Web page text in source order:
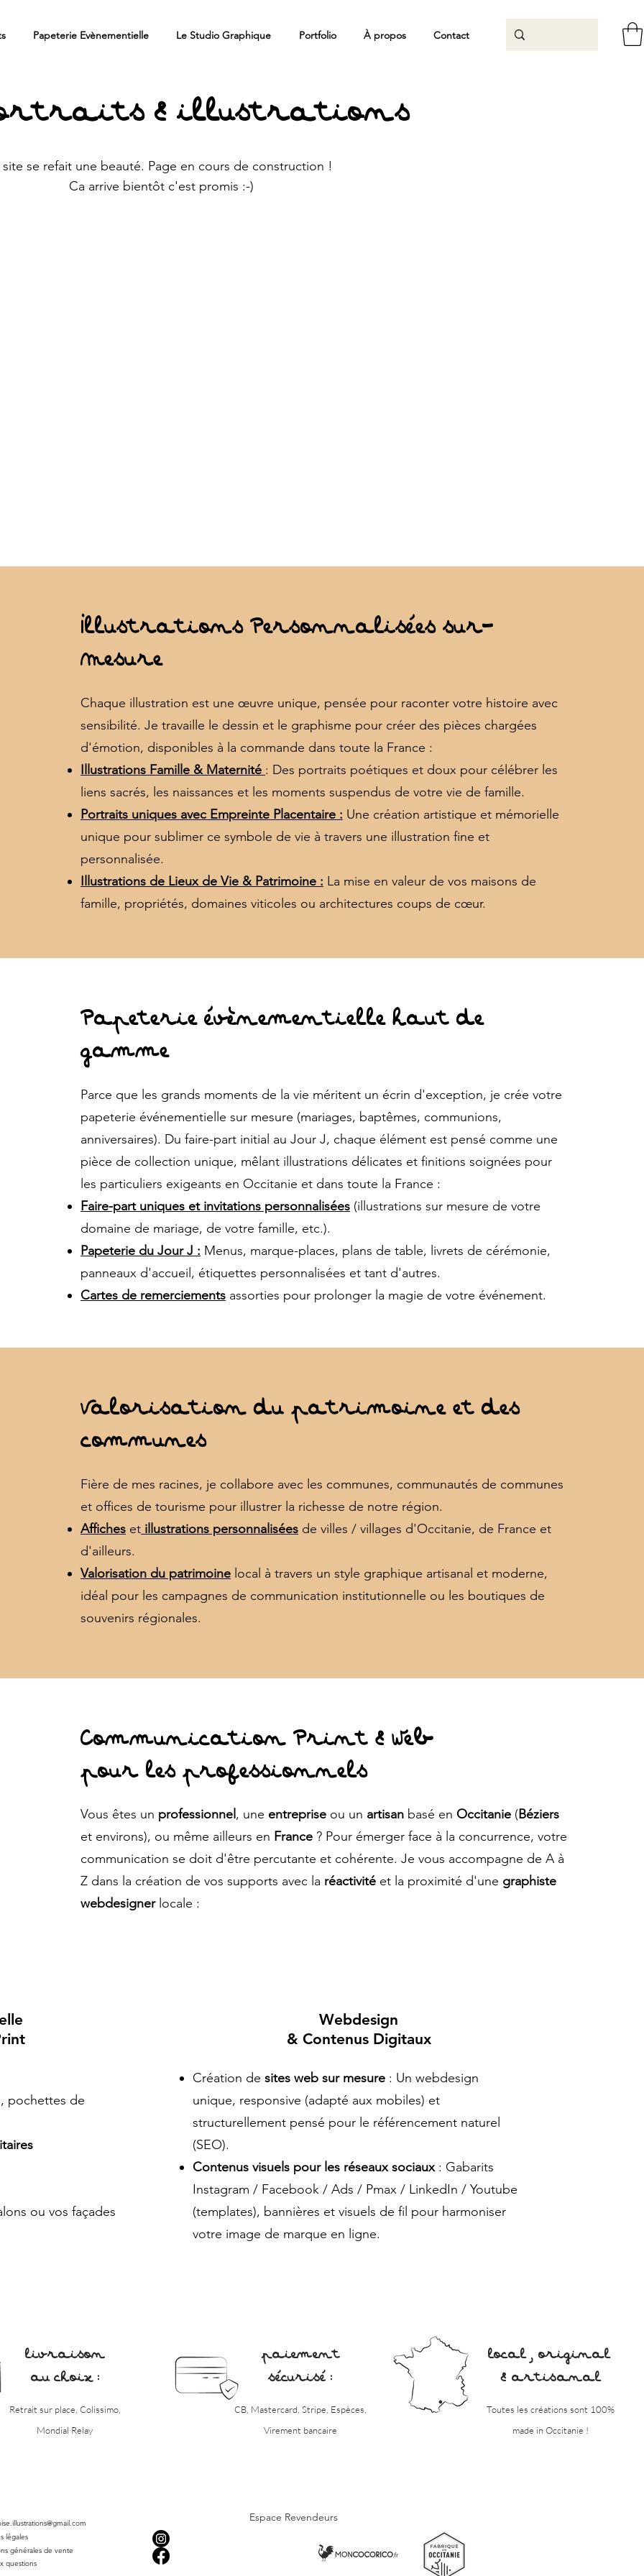
Papeterie Evènementielle Le Studio Graphique Portfolio À propos Contact
& illustrations
site se refait une beauté. Page en cours de construction !
Ca arrive bientôt c'est promis :-)
Illustrations Personnalisées sur-
Mesure
Chaque illustration est une œuvre unique, pensée pour raconter votre histoire avec
sensibilité. Je travaille le dessin et le graphisme pour créer des pièces chargées
d'émotion, disponibles à la commande dans toute la France :
Illustrations Famille & Maternité : Des portraits poétiques et doux pour célébrer les
liens sacrés, les naissances et les moments suspendus de votre vie de famille.
Portraits uniques avec Empreinte Placentaire : Une création artistique et mémorielle
unique pour sublimer ce symbole de vie à travers une illustration fine et
personnalisée.
Illustrations de Lieux de Vie & Patrimoine : La mise en valeur de vos maisons de
famille, propriétés, domaines viticoles ou architectures coups de cœur.
Papeterie évènementielle haut de
gamme
Parce que les grands moments de la vie méritent un écrin d'exception, je crée votre
papeterie événementielle sur mesure (mariages, baptêmes, communions,
anniversaires). Du faire-part initial au Jour J, chaque élément est pensé comme une
pièce de collection unique, mêlant illustrations délicates et finitions soignées pour
les particuliers exigeants en Occitanie et dans toute la France :
Faire-part uniques et invitations personnalisées (illustrations sur mesure de votre
domaine de mariage, de votre famille, etc.).
Papeterie du Jour J : Menus, marque-places, plans de table, livrets de cérémonie,
panneaux d'accueil, étiquettes personnalisées et tant d'autres.
Cartes de remerciements assorties pour prolonger la magie de votre événement.
Valorisation du patrimoine et des
communes
Fière de mes racines, je collabore avec les communes, communautés de communes
et offices de tourisme pour illustrer la richesse de notre région.
Affiches et illustrations personnalisées de villes / villages d'Occitanie, de France et
d'ailleurs.
Valorisation du patrimoine local à travers un style graphique artisanal et moderne,
idéal pour les campagnes de communication institutionnelle ou les boutiques de
souvenirs régionales.
Communication Print & Web
pour les professionnels
Vous êtes un professionnel , une entreprise ou un artisan basé en Occitanie (Béziers
et environs), ou même ailleurs en France ? Pour émerger face à la concurrence, votre
communication se doit d'être percutante et cohérente. Je vous accompagne de A à
Z dans la création de vos supports avec la réactivité et la proximité d'une graphiste
webdesignerlocale :
pochettes de
ou vos façades
Webdesign
& Contenus Digitaux
Création de sites web sur mesure : Un webdesign
unique, responsive (adapté aux mobiles) et
structurellement pensé pour le référencement naturel
(SEO).
Contenus visuels pour les réseaux sociaux: Gabarits
Instagram / Facebook / Ads / Pmax / LinkedIn / Youtube
(templates), bannières et visuels de fil pour harmoniser
votre image de marque en ligne.
livraison
au choix :
Retrait sur place, Colissimo,
Mondial Relay
paiement
sécurisé :
CB, Mastercard, Stripe, Espèces,
Virement bancaire
local , original
& artisanal
Toutes les créations sont 100%
made in Occitanie !
légales
générales de vente
questions
Espace Revendeurs